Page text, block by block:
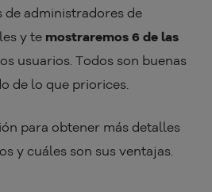
de administradores de
y te mostraremos 6 de las
usuarios. Todos son buenas
de lo que priorices.
para obtener más detalles
y cuáles son sus ventajas.